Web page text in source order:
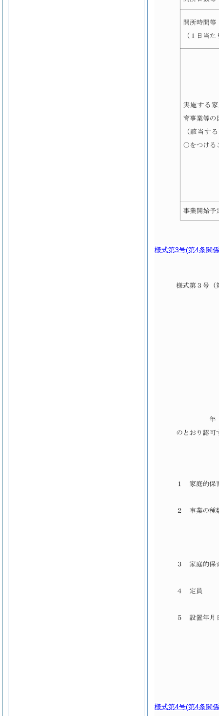
様式第3号(第4条関
様式第4号(第4条関